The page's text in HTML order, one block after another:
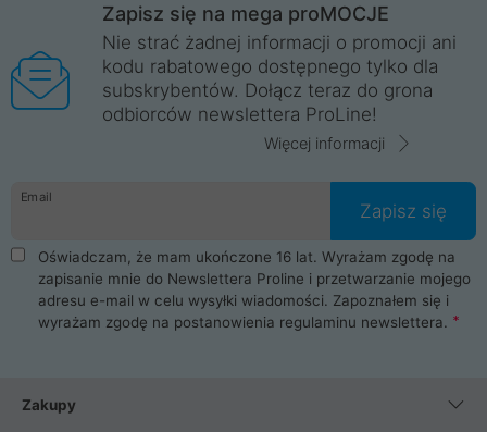
Wrocław, Poznań, Legnica, Katowice, Gliwice, Kalisz, Bytom,
Trzebnica, Opole. Szybka i profesjonalna obsługa!
ProLine to polska firma ze 100% polskim kapitałem. Działamy
legalnie i płacimy podatki w naszym kraju! Posiadamy siedzibę
główną w Mirkowie oraz salony na terenie kraju. Cała
komunikacja ze sklepem komputerowym ProLine jest
danych osobowych. Dlatego zakup notebooka albo laptopa w
ProLine to czysta przyjemność i pełne bezpieczeństwo.
Zaopatrzysz się u nas w akcesoria i części komputerowe
takie jak procesory, karty graficzne, płyty główne, pamięci,
dyski SSD, M.2 oraz HDD. Nasi pracownicy pomogą Ci wybrać
najlepszy zasilacz komputerowy oraz obudowę do komputera.
Poza komputerami mamy również najlepsze na rynku
Smartfony takich producentów jak Xiaomi, Apple, Samsung i
wentylatory. Na koniec mając już to wszystko, możesz
Zapisz się na mega proMOCJE
Nie strać żadnej informacji o promocji ani
kodu rabatowego dostępnego tylko dla
subskrybentów. Dołącz teraz do grona
odbiorców newslettera ProLine!
Więcej informacji
Email
Zapisz się
Oświadczam, że mam ukończone 16 lat. Wyrażam zgodę na
zapisanie mnie do Newslettera Proline i przetwarzanie mojego
adresu e-mail w celu wysyłki wiadomości. Zapoznałem się i
wyrażam zgodę na postanowienia regulaminu newslettera.
Zakupy